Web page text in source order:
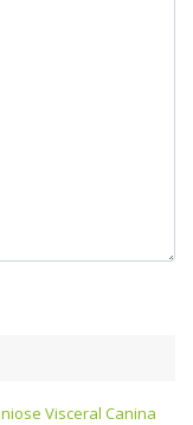
Visceral Canina